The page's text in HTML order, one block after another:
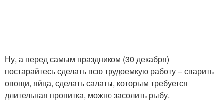
Ну, а перед самым праздником (30 декабря)
постарайтесь сделать всю трудоемкую работу – сварить
овощи, яйца, сделать салаты, которым требуется
длительная пропитка, можно засолить рыбу.